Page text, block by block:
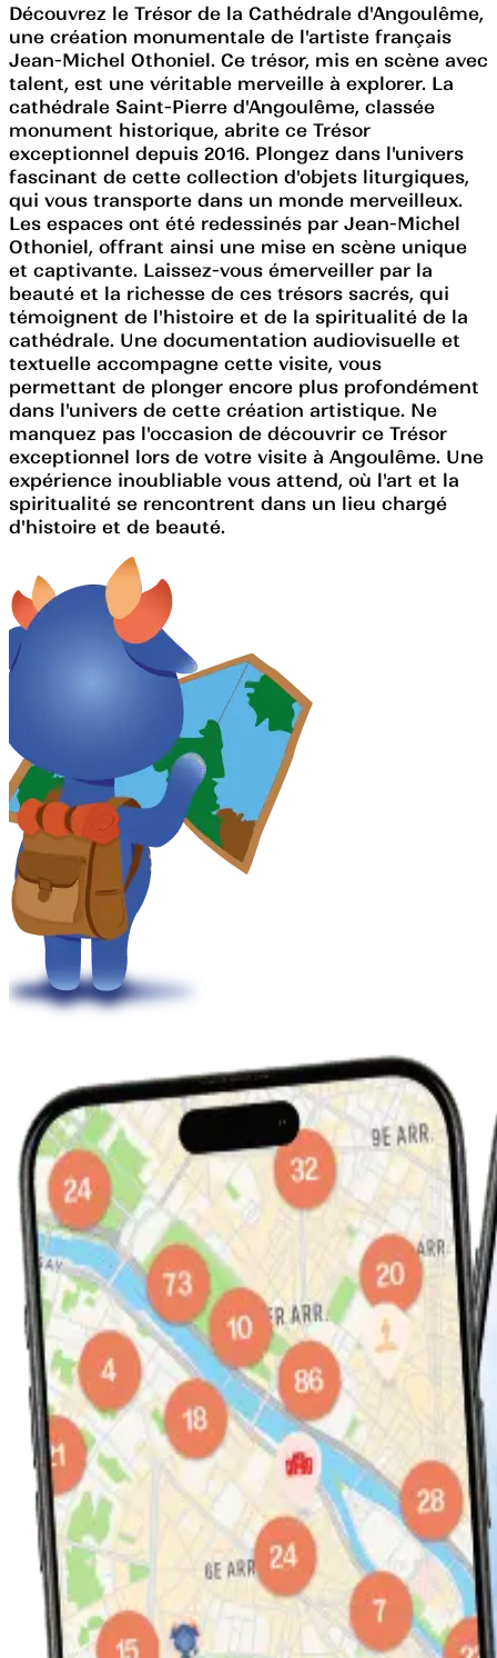
Découvrez le Trésor de la Cathédrale d'Angoulême,
une création monumentale de l'artiste français
Jean-Michel Othoniel. Ce trésor, mis en scène avec
talent, est une véritable merveille à explorer. La
cathédrale Saint-Pierre d'Angoulême, classée
monument historique, abrite ce Trésor
exceptionnel depuis 2016. Plongez dans l'univers
fascinant de cette collection d'objets liturgiques,
qui vous transporte dans un monde merveilleux.
Les espaces ont été redessinés par Jean-Michel
Othoniel, offrant ainsi une mise en scène unique
et captivante. Laissez-vous émerveiller par la
beauté et la richesse de ces trésors sacrés, qui
témoignent de l'histoire et de la spiritualité de la
cathédrale. Une documentation audiovisuelle et
textuelle accompagne cette visite, vous
permettant de plonger encore plus profondément
dans l'univers de cette création artistique. Ne
manquez pas l'occasion de découvrir ce Trésor
exceptionnel lors de votre visite à Angoulême. Une
expérience inoubliable vous attend, où l'art et la
spiritualité se rencontrent dans un lieu chargé
d'histoire et de beauté.